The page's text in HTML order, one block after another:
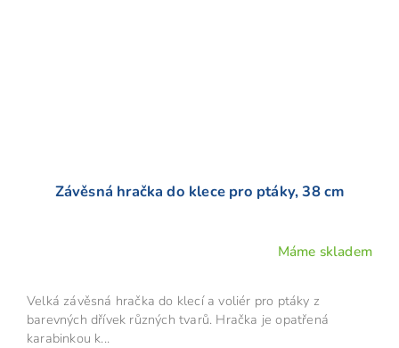
Závěsná hračka do klece pro ptáky, 38 cm
Máme skladem
Velká závěsná hračka do klecí a voliér pro ptáky z
barevných dřívek různých tvarů. Hračka je opatřená
karabinkou k...